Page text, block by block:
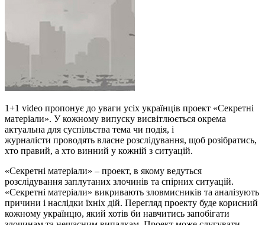
1+1 video пропонує до уваги усіх українців проект «Секретні
матеріали». У кожному випуску висвітлюється окрема
актуальна для суспільства тема чи подія, і
журналісти проводять власне розслідування, щоб розібратись,
хто правий, а хто винний у кожній з ситуацій.
«Секретні матеріали» – проект, в якому ведуться
розслідування заплутаних злочинів та спірних ситуацій.
«Секретні матеріали» викривають зловмисників та аналізують
причини і наслідки їхніх дій. Перегляд проекту буде корисний
кожному українцю, який хотів би навчитись запобігати